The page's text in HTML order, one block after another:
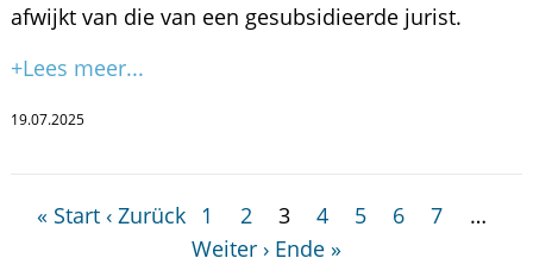
afwijkt van die van een gesubsidieerde jurist.
+Lees meer...
19.07.2025
« Start ‹ Zurück 1 2 3 4 5 6 7
…
Weiter › Ende »